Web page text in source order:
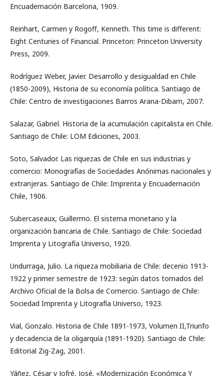
Encuadernación Barcelona, 1909.
Reinhart, Carmen y Rogoff, Kenneth. This time is different:
Eight Centuries of Financial. Princeton: Princeton University
Press, 2009.
Rodríguez Weber, Javier. Desarrollo y desigualdad en Chile
(1850-2009), Historia de su economía política. Santiago de
Chile: Centro de investigaciones Barros Arana-Dibam, 2007.
Salazar, Gabriel. Historia de la acumulación capitalista en Chile.
Santiago de Chile: LOM Ediciones, 2003.
Soto, Salvador. Las riquezas de Chile en sus industrias y
comercio: Monografías de Sociedades Anónimas nacionales y
extranjeras. Santiago de Chile: Imprenta y Encuadernación
Chile, 1906.
Subercaseaux, Guillermo. El sistema monetario y la
organización bancaria de Chile. Santiago de Chile: Sociedad
Imprenta y Litografía Universo, 1920.
Undurraga, Julio. La riqueza mobiliaria de Chile: decenio 1913-
1922 y primer semestre de 1923: según datos tomados del
Archivo Oficial de la Bolsa de Comercio. Santiago de Chile:
Sociedad Imprenta y Litografía Universo, 1923.
Vial, Gonzalo. Historia de Chile 1891-1973, Volumen II,Triunfo
y decadencia de la oligarquía (1891-1920). Santiago de Chile:
Editorial Zig-Zag, 2001.
Yáñez, César y Jofré, José. «Modernización Económica Y